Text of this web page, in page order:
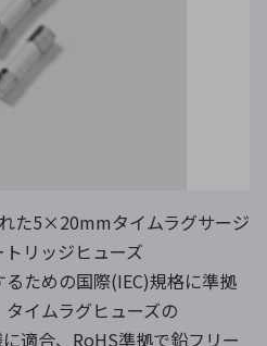
た5×20mmタイムラグサージ
リッジヒューズ
ための国際(IEC)規格に準拠
イムラグヒューズの
適合、RoHS準拠で鉛フリー